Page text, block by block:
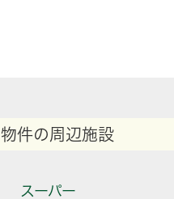
物件の周辺施設
スーパー